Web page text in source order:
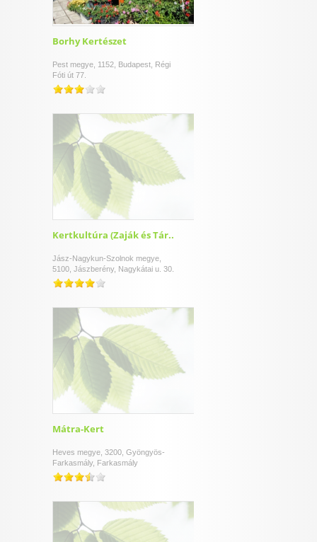
Borhy Kertészet
Pest megye, 1152, Budapest, Régi
Fóti út 77.
Kertkultúra (Zaják és Tár..
Jász-Nagykun-Szolnok megye,
5100, Jászberény, Nagykátai u. 30.
Mátra-Kert
Heves megye, 3200, Gyöngyös-
Farkasmály, Farkasmály